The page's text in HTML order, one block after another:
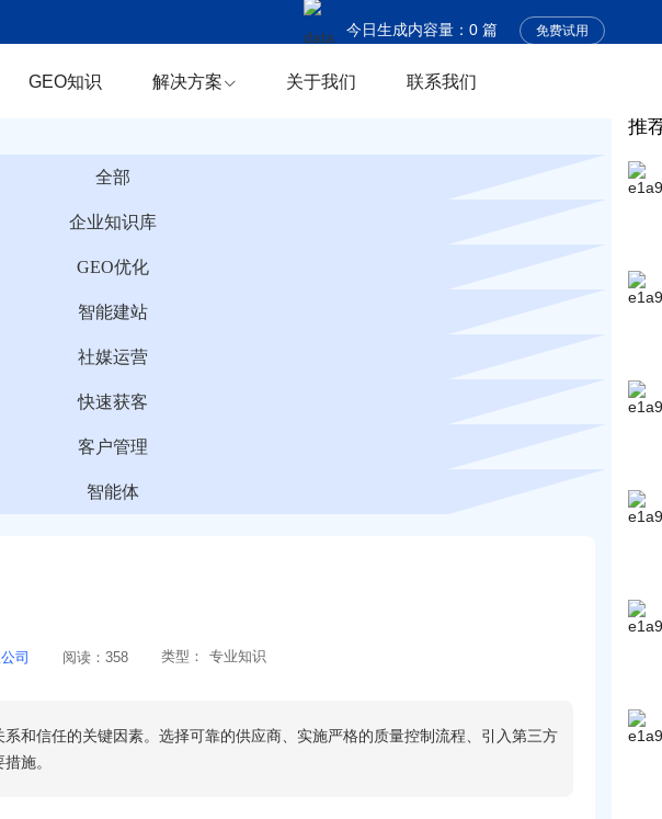
今日生成内容量： 0篇
今日商机捕获： 0条
免费试用
GEO知识 解决方案 关于我们 联系我们
推
全部
企业知识库
GEO优化
智能建站
社媒运营
快速获客
客户管理
智能体
司 阅读： 358 类型： 专业知识
和信任的关键因素。选择可靠的供应商、实施严格的质量控制流程、引入第三方
施。